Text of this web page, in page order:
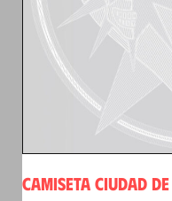
CAMISETA CIUDAD